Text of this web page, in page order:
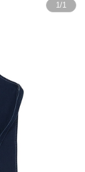
1/1